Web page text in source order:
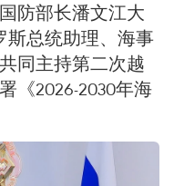
防部长潘文江大
斯总统助理、海事
同主持第二次越
《2026-2030年海